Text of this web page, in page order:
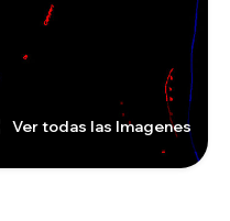
Ver todas las Imagenes